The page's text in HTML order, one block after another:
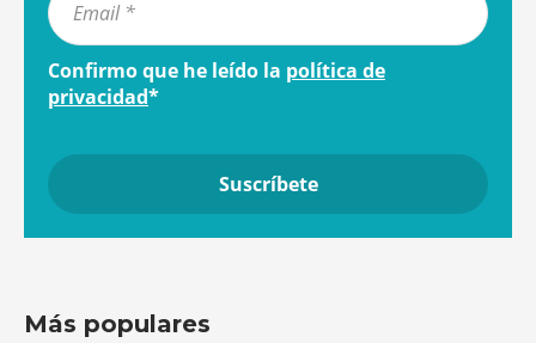
Confirmo que he leído la política de
privacidad*
Más populares